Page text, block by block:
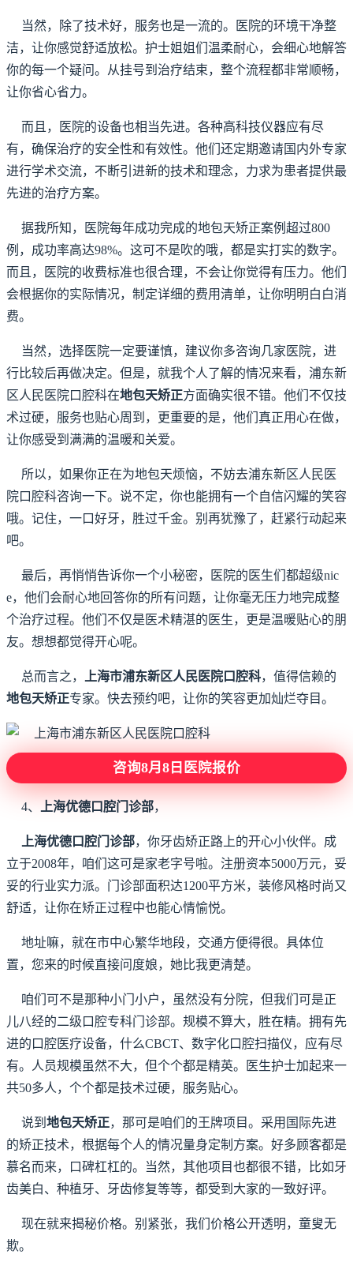
当然，除了技术好，服务也是一流的。医院的环境干净整
洁，让你感觉舒适放松。护士姐姐们温柔耐心，会细心地解答
你的每一个疑问。从挂号到治疗结束，整个流程都非常顺畅，
让你省心省力。
而且，医院的设备也相当先进。各种高科技仪器应有尽
有，确保治疗的安全性和有效性。他们还定期邀请国内外专家
进行学术交流，不断引进新的技术和理念，力求为患者提供最
先进的治疗方案。
据我所知，医院每年成功完成的地包天矫正案例超过800
例，成功率高达98%。这可不是吹的哦，都是实打实的数字。
而且，医院的收费标准也很合理，不会让你觉得有压力。他们
会根据你的实际情况，制定详细的费用清单，让你明明白白消
费。
当然，选择医院一定要谨慎，建议你多咨询几家医院，进
行比较后再做决定。但是，就我个人了解的情况来看，浦东新
区人民医院口腔科在地包天矫正方面确实很不错。他们不仅技
术过硬，服务也贴心周到，更重要的是，他们真正用心在做，
让你感受到满满的温暖和关爱。
所以，如果你正在为地包天烦恼，不妨去浦东新区人民医
院口腔科咨询一下。说不定，你也能拥有一个自信闪耀的笑容
哦。记住，一口好牙，胜过千金。别再犹豫了，赶紧行动起来
吧。
最后，再悄悄告诉你一个小秘密，医院的医生们都超级nic
e，他们会耐心地回答你的所有问题，让你毫无压力地完成整
个治疗过程。他们不仅是医术精湛的医生，更是温暖贴心的朋
友。想想都觉得开心呢。
总而言之， 上海市浦东新区人民医院口腔科，值得信赖的
地包天矫正专家。快去预约吧，让你的笑容更加灿烂夺目。
咨询8月8日医院报价
4、 上海优德口腔门诊部，
上海优德口腔门诊部，你牙齿矫正路上的开心小伙伴。成
立于2008年，咱们这可是家老字号啦。注册资本5000万元，妥
妥的行业实力派。门诊部面积达1200平方米，装修风格时尚又
舒适，让你在矫正过程中也能心情愉悦。
地址嘛，就在市中心繁华地段，交通方便得很。具体位
置，您来的时候直接问度娘，她比我更清楚。
咱们可不是那种小门小户，虽然没有分院，但我们可是正
儿八经的二级口腔专科门诊部。规模不算大，胜在精。拥有先
进的口腔医疗设备，什么CBCT、数字化口腔扫描仪，应有尽
有。人员规模虽然不大，但个个都是精英。医生护士加起来一
共50多人，个个都是技术过硬，服务贴心。
说到地包天矫正，那可是咱们的王牌项目。采用国际先进
的矫正技术，根据每个人的情况量身定制方案。好多顾客都是
慕名而来，口碑杠杠的。当然，其他项目也都很不错，比如牙
齿美白、种植牙、牙齿修复等等，都受到大家的一致好评。
现在就来揭秘价格。别紧张，我们价格公开透明，童叟无
欺。